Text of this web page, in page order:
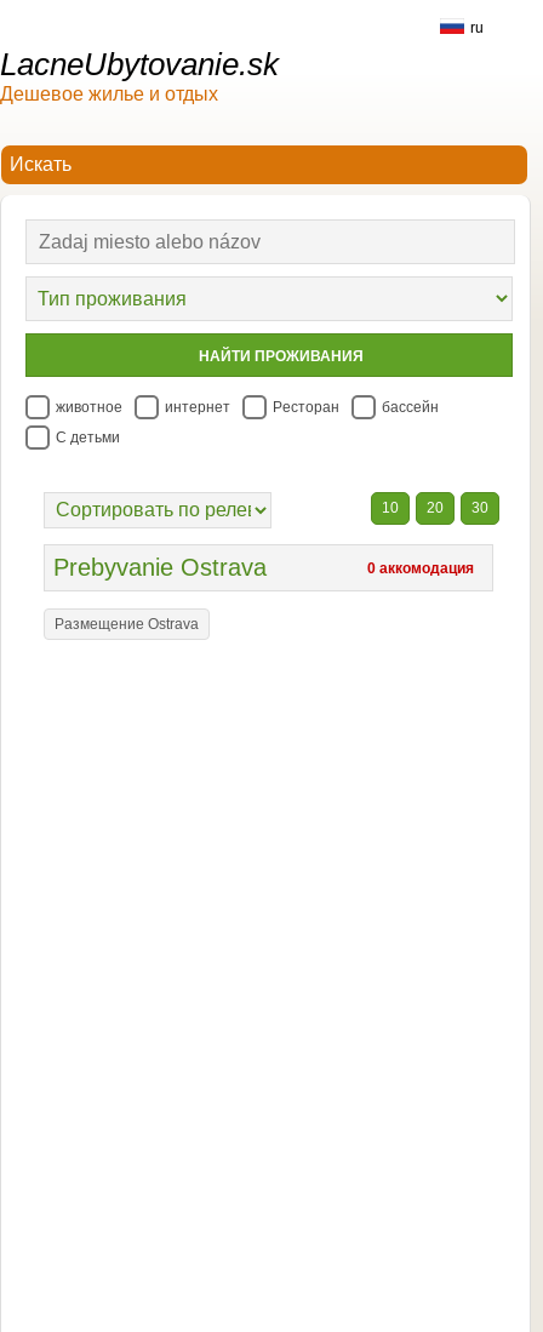
LacneUbytovanie.sk
Дешевое жилье и отдых
ru
животное интернет Pесторан
бассейн
С детьми
10 20 30
0 аккомодация
Prebyvanie Ostrava
Размещение Ostrava